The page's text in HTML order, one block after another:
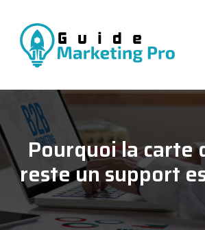
Pourquoi la carte
reste un support